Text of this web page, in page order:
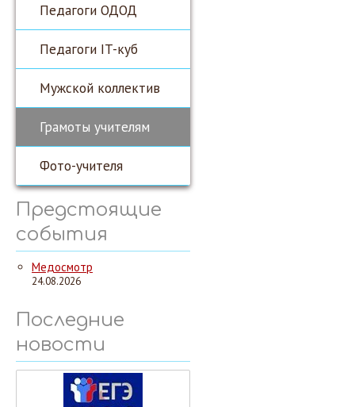
Педагоги ОДОД
Педагоги IT-куб
Мужской коллектив
Грамоты учителям
Фото-учителя
Предстоящие
события
Медосмотр
24.08.2026
Последние
новости